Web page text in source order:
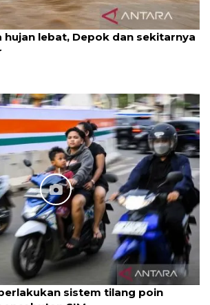
hujan lebat, Depok dan sekitarnya
sistem tilang poin